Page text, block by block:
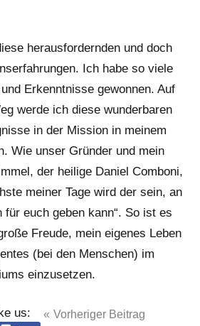
herausfordernden und doch
Ich habe so viele
Erkenntnisse gewonnen. Auf
werde ich diese wunderbaren
in der Mission in meinem
Wie unser Gründer und mein
der heilige Daniel Comboni,
meiner Tage wird der sein, an
für euch geben kann“. So ist es
Freude, mein eigenes Leben
(bei den Menschen) im
einzusetzen.
us: Vorheriger Beitrag